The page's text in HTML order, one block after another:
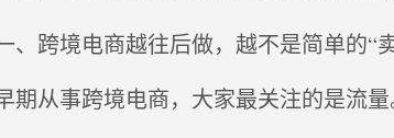
、跨境电商越往后做，越不是简单的“
期从事跨境电商，大家最关注的是流量